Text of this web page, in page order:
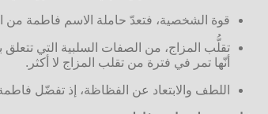
قوة الشخصية، فتعدّ حاملة الاسم فاطمة من
تقلُّب المزاج، من الصفات السلبية التي
أنّها تمر في فترة من تقلب المزاج لا أكثر.
اللطف والابتعاد عن الفظاظة، إذ تفضّل